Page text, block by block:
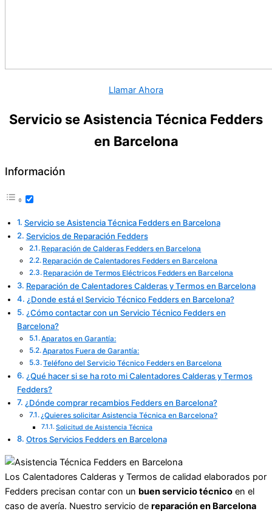
Llamar Ahora
Servicio se Asistencia Técnica Fedders
en Barcelona
Información
Servicio se Asistencia Técnica Fedders en Barcelona
Servicios de Reparación Fedders
Reparación de Calderas Fedders en Barcelona
Reparación de Calentadores Fedders en Barcelona
Reparación de Termos Eléctricos Fedders en Barcelona
Reparación de Calentadores Calderas y Termos en Barcelona
¿Donde está el Servicio Técnico Fedders en Barcelona?
¿Cómo contactar con un Servicio Técnico Fedders en
Barcelona?
Aparatos en Garantía:
Aparatos Fuera de Garantía:
Teléfono del Servicio Técnico Fedders en Barcelona
¿Qué hacer si se ha roto mi Calentadores Calderas y Termos
Fedders?
¿Dónde comprar recambios Fedders en Barcelona?
¿Quieres solicitar Asistencia Técnica en Barcelona?
Solicitud de Asistencia Técnica
Otros Servicios Fedders en Barcelona
Los Calentadores Calderas y Termos de calidad elaborados por
Fedders precisan contar con un buen servicio técnico en el
caso de avería. Nuestro servicio de reparación en Barcelona